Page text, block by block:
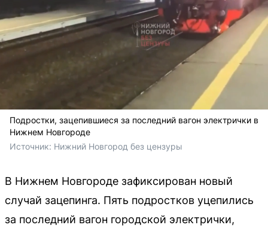
Подростки, зацепившиеся за последний вагон электрички в
Нижнем Новгороде
Источник: Нижний Новгород без цензуры
В Нижнем Новгороде зафиксирован новый
случай зацепинга. Пять подростков уцепились
за последний вагон городской электрички,